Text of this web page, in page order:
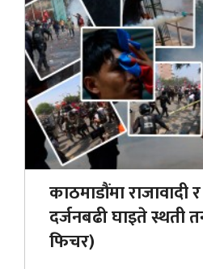
काठमाडौंमा राजावादी
दर्जनबढी घाइते स्थती
फिचर)